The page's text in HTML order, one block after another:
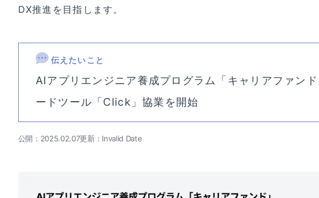
DX推進を目指します。
伝えたいこと
AIアプリエンジニア養成プログラム「キャリアファンド
ードツール「Click」協業を開始
公開：2025.02.07更新：Invalid Date